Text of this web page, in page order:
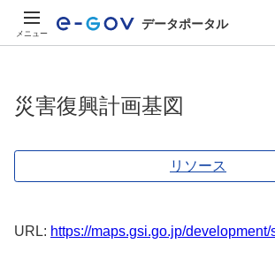
メニュー
データポータル
災害復興計画基図
リソース
URL: https://maps.gsi.go.jp/development/